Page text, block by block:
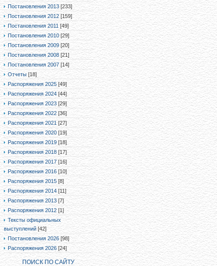
Постановления 2013 [233]
Постановления 2012 [159]
Постановления 2011 [49]
Постановления 2010 [29]
Постановления 2009 [20]
Постановления 2008 [21]
Постановления 2007 [14]
Отчеты [18]
Распоряжения 2025 [49]
Распоряжения 2024 [44]
Распоряжения 2023 [29]
Распоряжения 2022 [36]
Распоряжения 2021 [27]
Распоряжения 2020 [19]
Распоряжения 2019 [18]
Распоряжения 2018 [17]
Распоряжения 2017 [16]
Распоряжения 2016 [10]
Распоряжения 2015 [8]
Распоряжения 2014 [11]
Распоряжения 2013 [7]
Распоряжения 2012 [1]
Тексты официальных
выступлений [42]
Постановления 2026 [98]
Распоряжения 2026 [24]
ПОИСК ПО САЙТУ